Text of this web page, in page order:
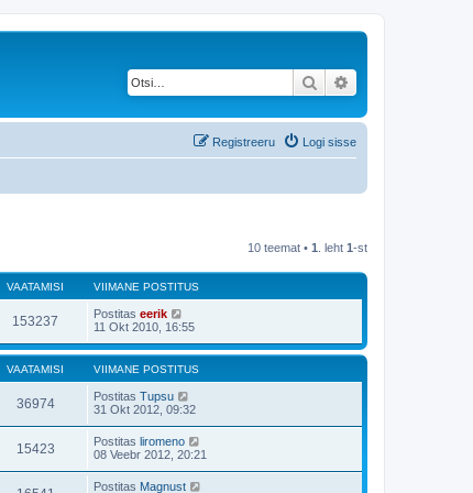
Otsi
Logi sisse
Registreeru
10 teemat • 1 . leht 1-st
VAATAMISI VIIMANE POSTITUS
153237 Postitas eerik
11 Okt 2010, 16:55
VAATAMISI VIIMANE POSTITUS
36974 Postitas Tupsu
31 Okt 2012, 09:32
15423 Postitas liromeno
08 Veebr 2012, 20:21
Postitas Magnust